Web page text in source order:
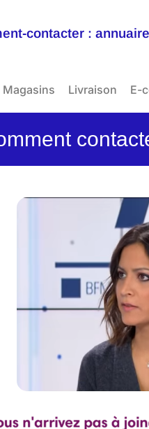
contacter :
Magasins Livraison E-